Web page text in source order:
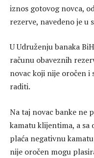
iznos gotovog novca,
rezerve, navedeno je u
U Udruženju banaka
računu obaveznih
novac koji nije oročen i
raditi.
Na taj novac banke ne
kamatu klijentima, a sa
plaća negativnu
nije oročen mogu